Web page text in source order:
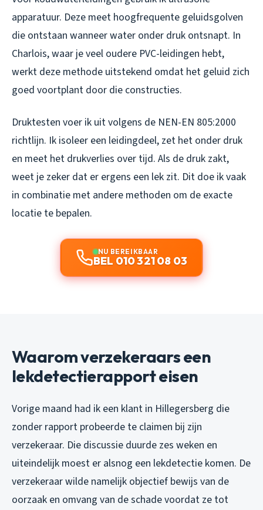
apparatuur. Deze meet hoogfrequente geluidsgolven
die ontstaan wanneer water onder druk ontsnapt. In
Charlois, waar je veel oudere PVC-leidingen hebt,
werkt deze methode uitstekend omdat het geluid zich
goed voortplant door die constructies.
Druktesten voer ik uit volgens de NEN-EN 805:2000
richtlijn. Ik isoleer een leidingdeel, zet het onder druk
en meet het drukverlies over tijd. Als de druk zakt,
weet je zeker dat er ergens een lek zit. Dit doe ik vaak
in combinatie met andere methoden om de exacte
locatie te bepalen.
NU BEREIKBAAR
BEL 010 321 08 03
Waarom verzekeraars een
lekdetectierapport eisen
Vorige maand had ik een klant in Hillegersberg die
zonder rapport probeerde te claimen bij zijn
verzekeraar. Die discussie duurde zes weken en
uiteindelijk moest er alsnog een lekdetectie komen. De
verzekeraar wilde namelijk objectief bewijs van de
oorzaak en omvang van de schade voordat ze tot